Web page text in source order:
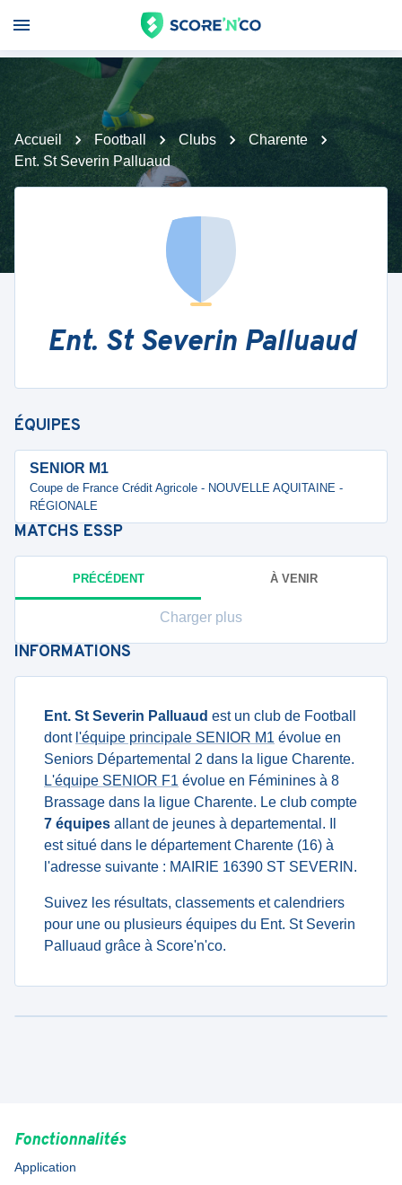
Accueil Football Clubs
Charente
Ent. St Severin Palluaud
Ent. St Severin Palluaud
ÉQUIPES
SENIOR M1
Coupe de France Crédit Agricole - NOUVELLE AQUITAINE -
RÉGIONALE
MATCHS ESSP
PRÉCÉDENT À VENIR
Charger plus
INFORMATIONS
Ent. St Severin Palluaud est un club de Football
dont l'équipe principale SENIOR M1 évolue en
Seniors Départemental 2 dans la ligue Charente.
L'équipe SENIOR F1 évolue en Féminines à 8
Brassage dans la ligue Charente. Le club compte
7 équipes allant de jeunes à departemental. Il
est situé dans le département Charente (16) à
l'adresse suivante : MAIRIE 16390 ST SEVERIN.
Suivez les résultats, classements et calendriers
pour une ou plusieurs équipes du Ent. St Severin
Palluaud grâce à Score'n'co.
Fonctionnalités
Application